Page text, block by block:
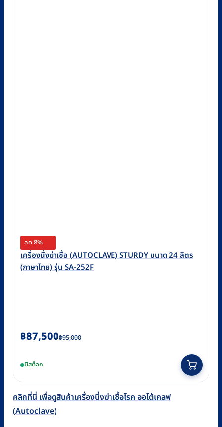
ลด 8%
เครื่องนึ่งฆ่าเชื้อ (AUTOCLAVE) STURDY ขนาด 24 ลิตร
(ภาษาไทย) รุ่น SA-252F
฿95,000
Original
was:
฿87,500
Current
is:มีสต็อก
คลิกที่นี่ เพื่อดูสินค้าเครื่องนึ่งฆ่าเชื้อโรค ออโต้เคลฟ
(Autoclave)